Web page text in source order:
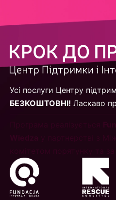
Усі послуги Центру
БЕЗКОШТОВНІ! Ласкаво